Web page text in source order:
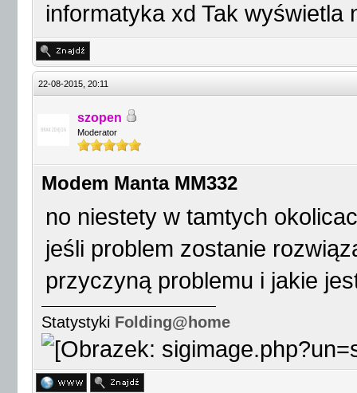
informatyka xd Tak wyświetla
22-08-2015, 20:11
szopen
Moderator
Modem Manta MM332
no niestety w tamtych
jeśli problem zostanie
przyczyną problemu i jakie
Statystyki Folding@home